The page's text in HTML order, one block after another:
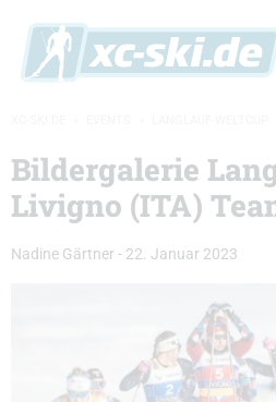
Bildergalerie
Livigno (ITA)
Nadine Gärtner - 22. Januar 2023